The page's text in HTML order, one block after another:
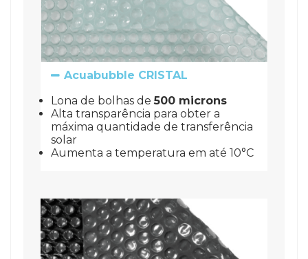
Acuabubble CRISTAL
Lona de bolhas de 500 microns
Alta transparência para obter a
máxima quantidade de transferência
solar
Aumenta a temperatura em até 10°C